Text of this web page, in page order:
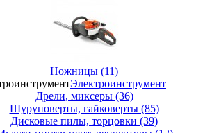
Ножницы (11)
Электроинструмент
Дрели, миксеры (36)
Шуруповерты, гайковерты (85)
Дисковые пилы, торцовки (39)